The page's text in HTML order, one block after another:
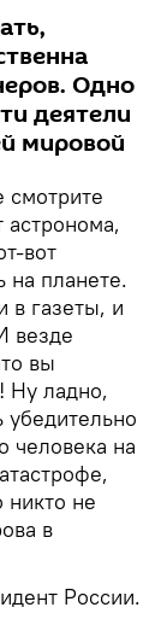
Одно
деятели
мировой
вот
на планете.
в газеты, и
везде
вы
Ну ладно,
человека на
никто не
в
России.